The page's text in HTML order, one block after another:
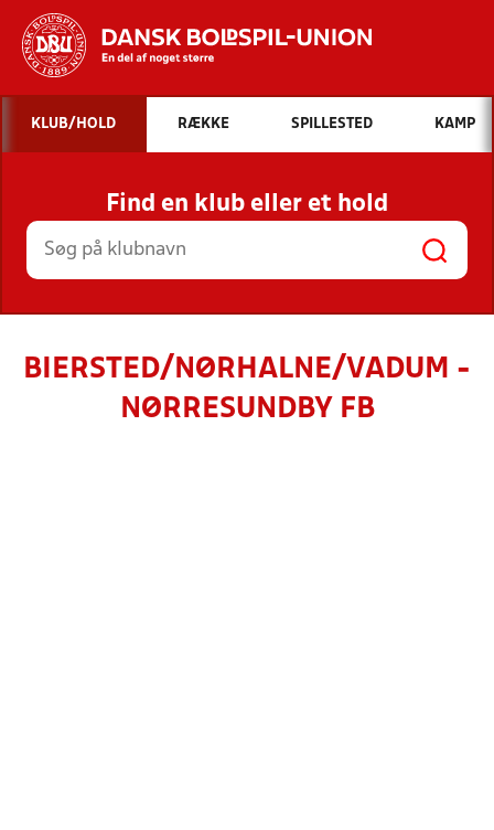
Hvad vil du søge efter?
INDHOLD OG NYHEDER
STILLINGER, RESULTATER, KLUBBER OG
HOLD
KLUB/HOLD RÆKKE SPILLESTED KAMP
Find en klub eller et hold
BIERSTED/NØRHALNE/VADUM -
NØRRESUNDBY FB